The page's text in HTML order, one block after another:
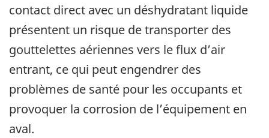
contact direct avec un déshydratant liquide
présentent un risque de transporter des
gouttelettes aériennes vers le flux d’air
entrant, ce qui peut engendrer des
problèmes de santé pour les occupants et
provoquer la corrosion de l’équipement en
aval.